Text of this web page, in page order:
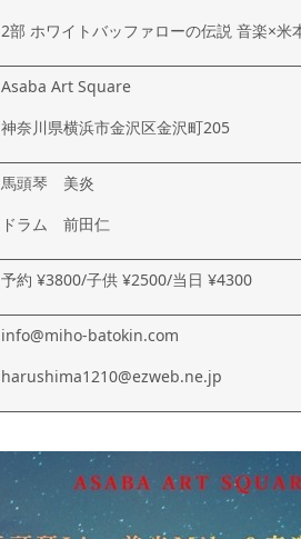
2部 ホワイトバッファローの伝説 音楽×米
Asaba Art Square
神奈川県横浜市金沢区金沢町205
馬頭琴 美炎
ドラム 前田仁
予約 ¥3800/子供 ¥2500/当日 ¥4300
info@miho-batokin.com
harushima1210@ezweb.ne.jp